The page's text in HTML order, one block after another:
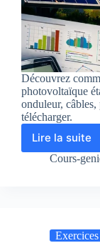
Découvrez
photovoltaïque
onduleur,
télécharger.
Lire la suite
un
(PFE)
Cours-